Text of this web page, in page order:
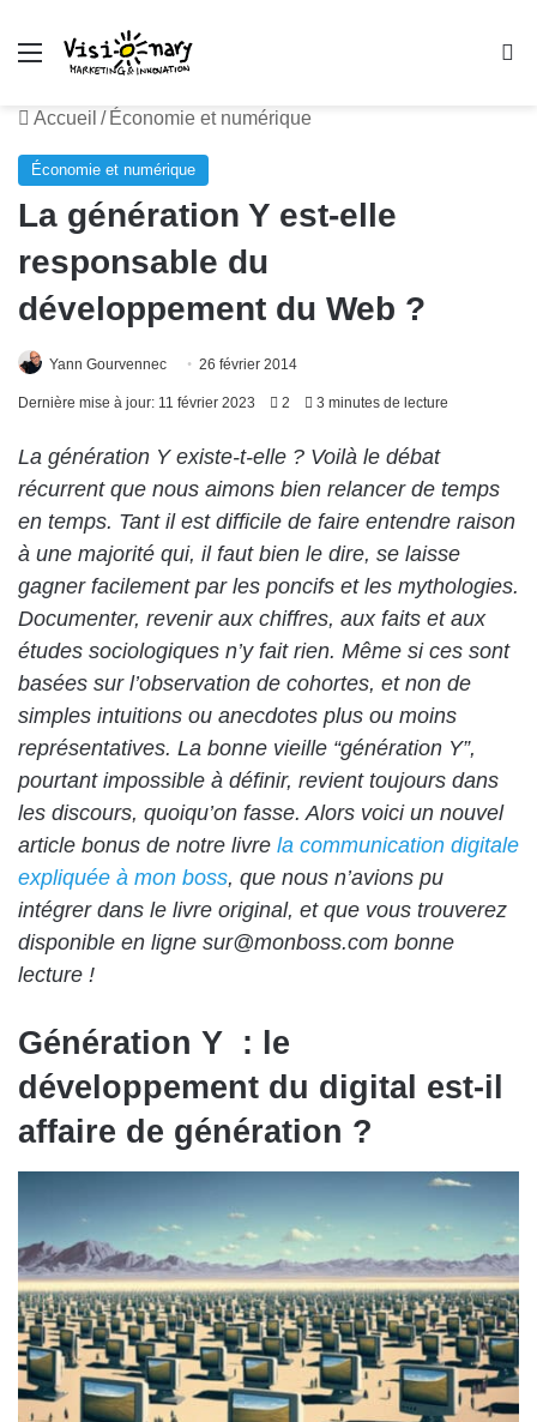
Menu
Accueil / Économie et numérique
Économie et numérique
La génération Y est-elle
responsable du
développement du Web ?
Yann Gourvennec 26 février 2014
Dernière mise à jour: 11 février 2023 2 3 minutes de lecture
La génération Y existe-t-elle ? Voilà le débat
récurrent que nous aimons bien relancer de temps
en temps. Tant il est difficile de faire entendre raison
à une majorité qui, il faut bien le dire, se laisse
gagner facilement par les poncifs et les mythologies.
Documenter, revenir aux chiffres, aux faits et aux
études sociologiques n’y fait rien. Même si ces sont
basées sur l’observation de cohortes, et non de
simples intuitions ou anecdotes plus ou moins
représentatives. La bonne vieille “génération Y”,
pourtant impossible à définir, revient toujours dans
les discours, quoiqu’on fasse. Alors voici un nouvel
article bonus de notre livre la communication digitale
expliquée à mon boss, que nous n’avions pu
intégrer dans le livre original, et que vous trouverez
disponible en ligne sur@monboss.com bonne
lecture !
Génération Y : le
développement du digital est-il
affaire de génération ?